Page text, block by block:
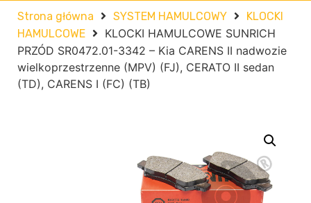
Strona główna SYSTEM HAMULCOWY
KLOCKI
HAMULCOWE
KLOCKI HAMULCOWE SUNRICH
PRZÓD SR0472.01-3342 – Kia CARENS II nadwozie
wielkoprzestrzenne (MPV) (FJ), CERATO II sedan
(TD), CARENS I (FC) (TB)